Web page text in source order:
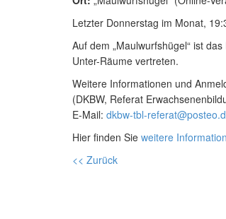
Letzter Donnerstag im Monat,
Auf dem „Maulwurfshügel“ ist
Unter-Räume vertreten.
Weitere Informationen und
(DKBW, Referat
E-Mail: dkbw-tbl-
Hier finden Sie weitere
<< Zurück